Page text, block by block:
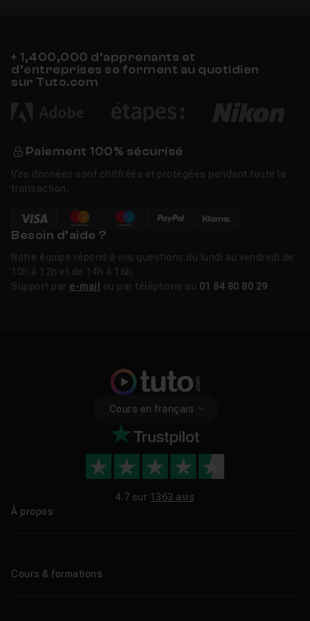
+ 1,400,000 d’apprenants et
d’entreprises se forment au quotidien
sur Tuto.com
Paiement 100% sécurisé
Vos données sont chiffrées et protégées pendant toute la
transaction.
Besoin d’aide ?
Notre équipe répond à vos questions du lundi au vendredi de
10h à 12h et de 14h à 16h.
Support par e-mail ou par téléphone au 01 84 80 80 29
Cours en français
4.7 sur 1363 avis
À propos
Cours & formations